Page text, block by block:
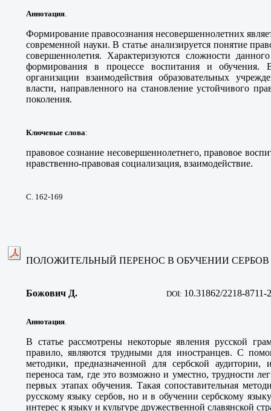
Аннотация.
Формирование правосознания несовершеннолетних
современной науки. В статье анализируется понятие
совершеннолетия. Характеризуются сложности
формирования в процессе воспитания и обучения.
организации взаимодействия образовательных
власти, направленного на становление устойчивого
поколения.
Ключевые слова:
правовое сознание несовершеннолетнего, правовое
нравственно-правовая социализация, взаимодействие.
С. 162-169
ПОЛОЖИТЕЛЬНЫЙ ПЕРЕНОС В ОБУЧЕНИИ
Божович Д. DOI: 10.31862/2218-8711-
Аннотация.
В статье рассмотрены некоторые явления русской
правило, являются трудными для иностранцев. С
методики, предназначенной для сербской аудитории,
переноса там, где это возможно и уместно, трудности
первых этапах обучения. Такая сопоставительная
русскому языку сербов, но и в обучении сербскому
интерес к языку и культуре дружественной славянской